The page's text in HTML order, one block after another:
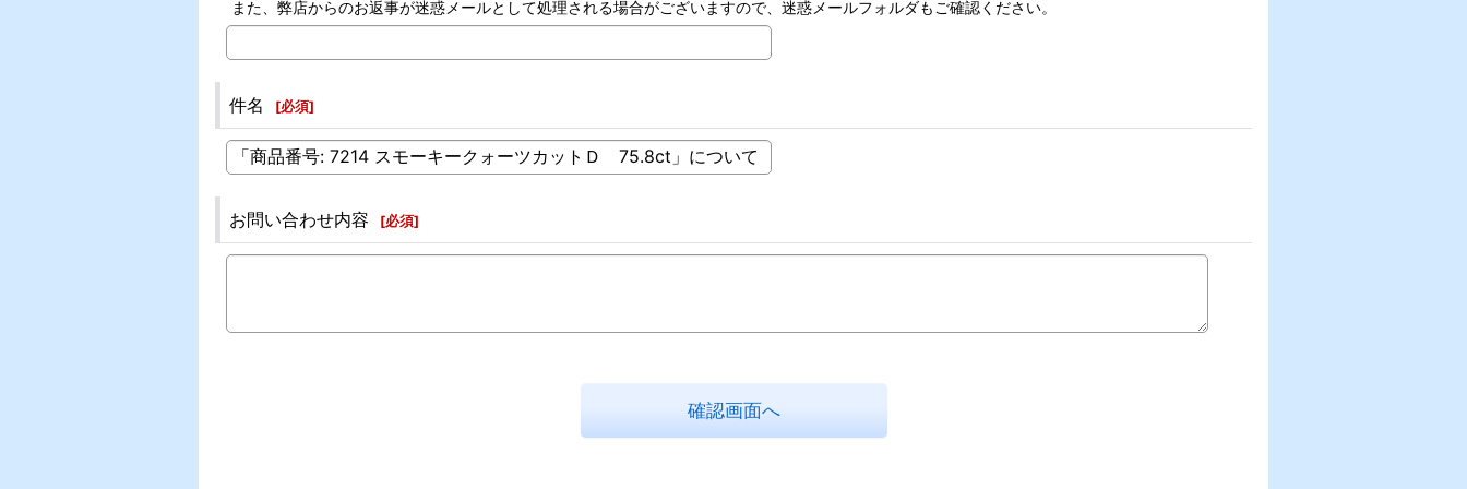
また、弊店からのお返事が迷惑メールとして処理される場合がございますので、迷惑メールフォルダもご確認ください。
件名 [必須]
お問い合わせ内容 [必須]
確認画面へ